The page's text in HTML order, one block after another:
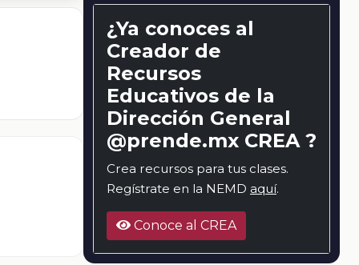
¿Ya conoces al
Creador de
Recursos
Educativos de la
Dirección General
@prende.mx CREA ?
Crea recursos para tus clases.
Regístrate en la NEMD aquí.
Conoce al CREA